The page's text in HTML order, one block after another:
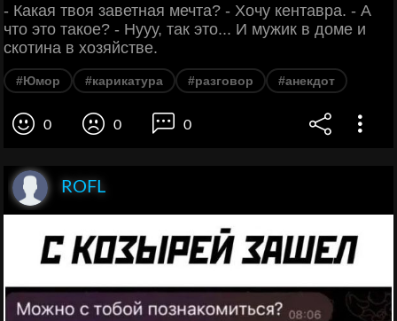
- Какая твоя заветная мечта? - Хочу кентавра. - А
что это такое? - Нууу, так это... И мужик в доме и
скотина в хозяйстве.
#Юмор #карикатура #разговор #анекдот
0 0 0
ROFL